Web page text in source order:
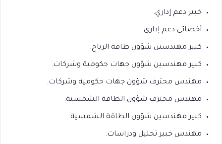
خبير دعم إداري.
أخصائي دعم إداري.
كبير مهندسين شؤون طاقة الرياح.
كبير مهندسين شؤون جهات حكومية وشركات.
مهندس محترف شؤون جهات حكومية وشركات.
مهندس محترف شؤون الطاقة الشمسية.
كبير مهندسين شؤون الطاقة الشمسية.
مهندس خبير تحليل ودراسات.